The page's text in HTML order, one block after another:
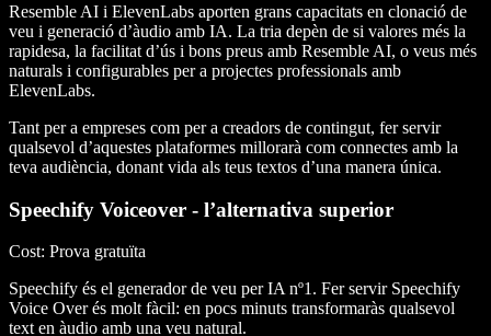
Resemble AI i ElevenLabs aporten grans capacitats en clonació de
veu i generació d’àudio amb IA. La tria depèn de si valores més la
rapidesa, la facilitat d’ús i bons preus amb Resemble AI, o veus més
naturals i configurables per a projectes professionals amb
ElevenLabs.
Tant per a empreses com per a creadors de contingut, fer servir
qualsevol d’aquestes plataformes millorarà com connectes amb la
teva audiència, donant vida als teus textos d’una manera única.
Speechify Voiceover - l’alternativa superior
Cost: Prova gratuïta
Speechify és el generador de veu per IA nº1. Fer servir Speechify
Voice Over és molt fàcil: en pocs minuts transformaràs qualsevol
text en àudio amb una veu natural.